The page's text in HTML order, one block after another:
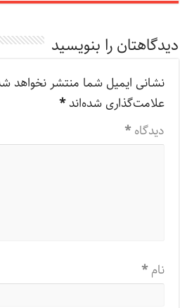
دیدگاهتان را بنویسید
نشانی ایمیل شما منتشر نخواهد
علامت‌گذاری شده‌اند*
دیدگاه*
نام*